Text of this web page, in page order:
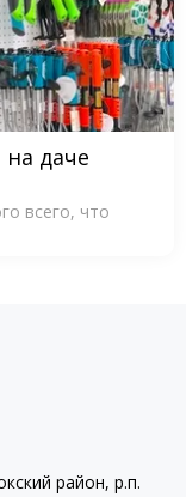
даче
всего, что
район, р.п.